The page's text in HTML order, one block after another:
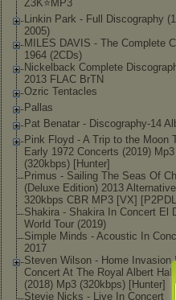
Z3K⭐MP3
Linkin Park - Full Discography
2005)
MILES DAVIS - The Complete
1964 (2CDs)
Nickelback Complete
2013 FLAC BrTN
Ozric Tentacles
Pallas
Pat Benatar - Discography-14
Pink Floyd - A Trip to the Moon
Early 1972 Concerts (2019) Mp3
(320kbps) [Hunter]
Primus - Sailing The Seas Of
(Deluxe Edition) 2013 Alternative
320kbps CBR MP3 [VX]
Shakira - Shakira In Concert El
World Tour (2019)
Simple Minds - Acoustic In
2017
Steven Wilson - Home Invasion
Concert At The Royal Albert Hall
(2018) Mp3 (320kbps) [Hunter]
Stevie Nicks - Live In Concert_